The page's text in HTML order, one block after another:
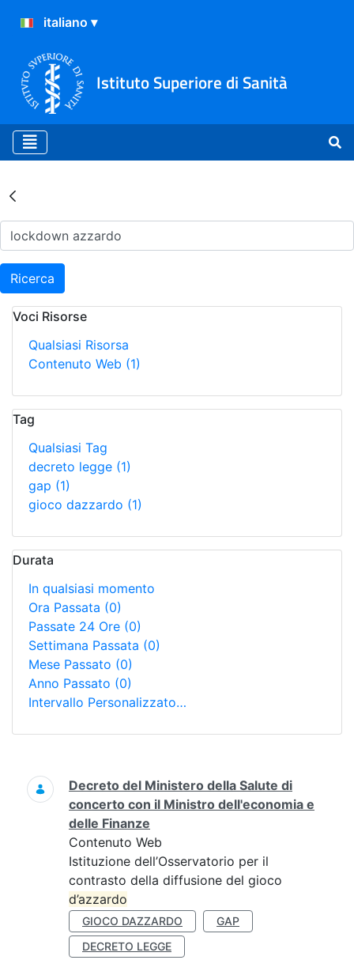
Istituto Superiore di Sanità
Risultati della Ricerca -
Ricerca
Voci Risorse
Qualsiasi Risorsa
Contenuto Web (1)
Tag
Qualsiasi Tag
decreto legge (1)
gap (1)
gioco dazzardo (1)
Durata
In qualsiasi momento
Ora Passata (0)
Passate 24 Ore (0)
Settimana Passata (0)
Mese Passato (0)
Anno Passato (0)
Intervallo Personalizzato…
Ricerca
Decreto del Ministero della Salute di
concerto con il Ministro dell'economia e
delle Finanze
Contenuto Web
Istituzione dell’Osservatorio per il
contrasto della diffusione del gioco
d’azzardo
GIOCO DAZZARDO
GAP
DECRETO LEGGE